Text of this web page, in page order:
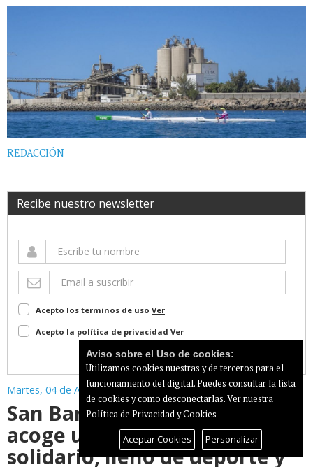
REDACCIÓN
Recibe nuestro newsletter
Acepto los terminos de uso Ver
Acepto la política de privacidad Ver
Martes, 04 de Agosto de 2026
San Bartolomé de Tirajana
acoge un gran evento
solidario, lleno de deporte y
Aviso sobre el Uso de cookies:
Utilizamos cookies nuestras y de terceros para el
funcionamiento del digital. Puedes consultar la lista
de cookies y como desconectarlas.Ver nuestra
Política de Privacidad y Cookies
Aceptar Cookies Personalizar